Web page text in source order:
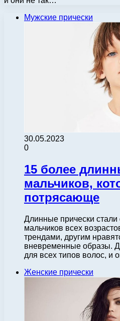
Мужские прически
30.05.2023
0
15 более
мальчиков,
потрясающе
Длинные прически
мальчиков всех
трендами, другим
вневременные образы.
для всех типов волос, и
Женские прически